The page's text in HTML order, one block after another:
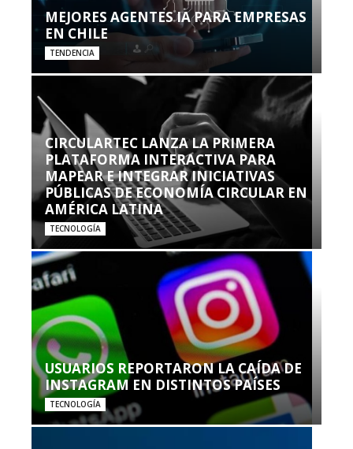
MEJORES AGENTES IA PARA EMPRESAS
EN CHILE
TENDENCIA
CIRCULARTEC LANZA LA PRIMERA
PLATAFORMA INTERACTIVA PARA
MAPEAR E INTEGRAR INICIATIVAS
PÚBLICAS DE ECONOMÍA CIRCULAR EN
AMÉRICA LATINA
TECNOLOGÍA
USUARIOS REPORTARON LA CAÍDA DE
INSTAGRAM EN DISTINTOS PAÍSES
TECNOLOGÍA